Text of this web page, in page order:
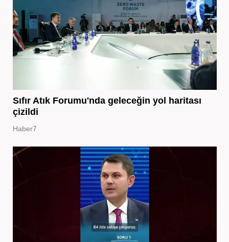
Sıfır Atık Forumu'nda geleceğin yol haritası
çizildi
Haber7